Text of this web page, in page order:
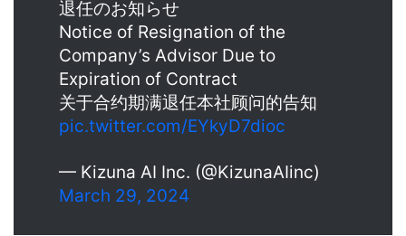
退任のお知らせ
Notice of Resignation of the
Company’s Advisor Due to
Expiration of Contract
关于合约期满退任本社顾问的告知
pic.twitter.com/EYkyD7dioc
— Kizuna AI Inc. (@KizunaAIinc)
March 29, 2024